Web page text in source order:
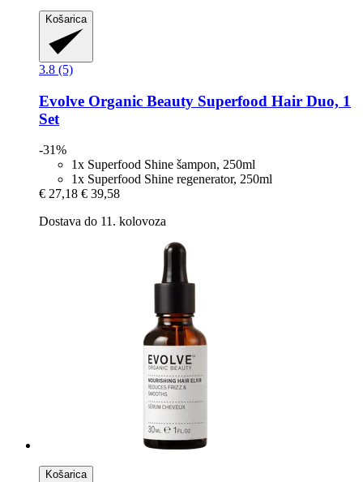
Košarica
3.8 (5)
Evolve Organic Beauty Superfood Hair Duo, 1
Set
-31%
1x Superfood Shine šampon, 250ml
1x Superfood Shine regenerator, 250ml
€ 27,18 € 39,58
Dostava do 11. kolovoza
Košarica